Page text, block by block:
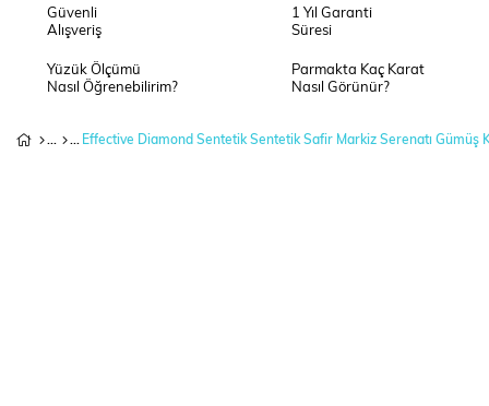
Güvenli
Alışveriş
1 Yıl Garanti
Süresi
Yüzük Ölçümü
Nasıl Öğrenebilirim?
Parmakta Kaç Karat
Nasıl Görünür?
Effective Diamond Sentetik Sentetik Safir Markiz Serenatı Gümüş